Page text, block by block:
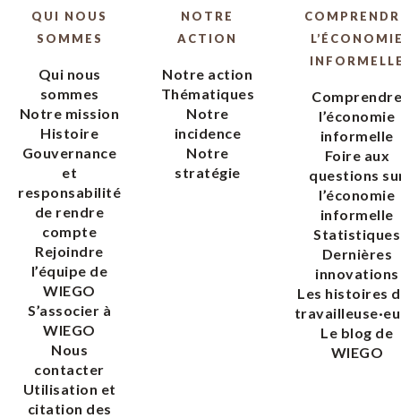
QUI NOUS
SOMMES
Qui nous
sommes
Notre mission
Histoire
Gouvernance
et
responsabilité
de rendre
compte
Rejoindre
l’équipe de
WIEGO
S’associer à
WIEGO
Nous
contacter
Utilisation et
citation des
NOTRE
ACTION
Notre action
Thématiques
Notre
incidence
Notre
stratégie
l’économie
informelle
Foire aux
questions
l’économie
informelle
Statistiques
Dernières
innovations
Les histoires
Le blog de
WIEGO